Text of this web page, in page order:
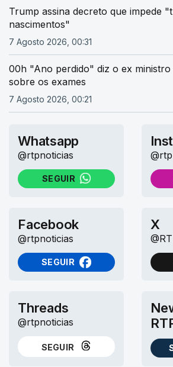
Trump assina decreto que impede
nascimentos"
7 Agosto 2026, 00:31
00h "Ano perdido" diz o ex ministro
sobre os exames
7 Agosto 2026, 00:21
Whatsapp
@rtpnoticias
SEGUIR
NO WHATSAPP
Facebook
@rtpnoticias
SEGUIR
NO FACEBOOK
X
Threads
@rtpnoticias
SEGUIR
NO THREADS
AS